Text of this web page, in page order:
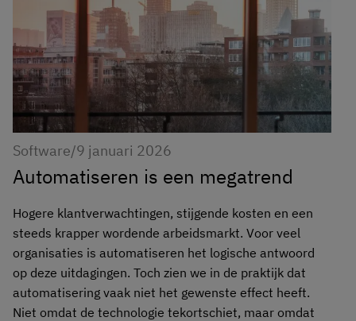
Software/9 januari 2026
Automatiseren is een megatrend
Hogere klantverwachtingen, stijgende kosten en een
steeds krapper wordende arbeidsmarkt. Voor veel
organisaties is automatiseren het logische antwoord
op deze uitdagingen. Toch zien we in de praktijk dat
automatisering vaak niet het gewenste effect heeft.
Niet omdat de technologie tekortschiet, maar omdat